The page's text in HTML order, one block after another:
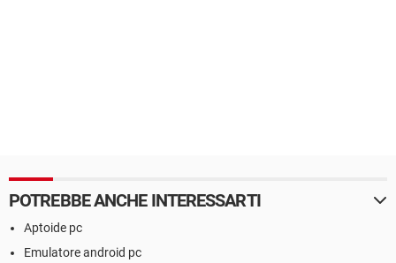
POTREBBE ANCHE INTERESSARTI
Aptoide pc
Emulatore android pc